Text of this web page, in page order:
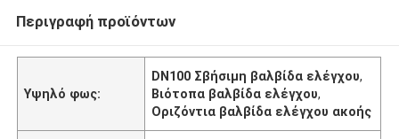
Περιγραφή προϊόντων
Υψηλό φως:
DN100 Σβήσιμη βαλβίδα ελέγχου,
Βιότοπα βαλβίδα ελέγχου,
Οριζόντια βαλβίδα ελέγχου ακοής